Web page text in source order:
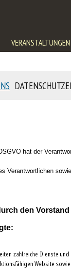
VERANSTALTUNGEN
hat der
Verantwortlichen
den Vorstand
zahlreiche Dienste
Website